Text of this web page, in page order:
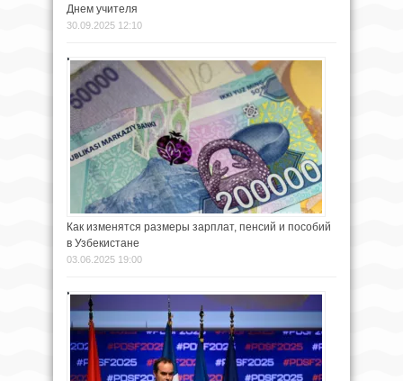
Днем учителя
30.09.2025 12:10
Как изменятся размеры зарплат, пенсий и пособий
в Узбекистане
03.06.2025 19:00